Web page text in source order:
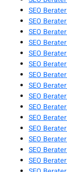
SEO
SEO
SEO
SEO
SEO
SEO
SEO
SEO
SEO
SEO
SEO
SEO
SEO
SEO
SEO